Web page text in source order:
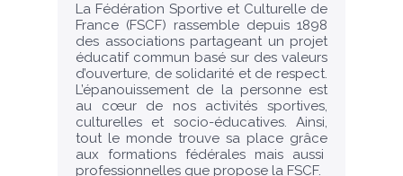
La Fédération Sportive et Culturelle de
France (FSCF) rassemble depuis 1898
des associations partageant un projet
éducatif commun basé sur des valeurs
d’ouverture, de solidarité et de respect.
L’épanouissement de la personne est
au cœur de nos activités sportives,
culturelles et socio-éducatives. Ainsi,
tout le monde trouve sa place grâce
aux formations fédérales mais aussi
professionnelles que propose la FSCF.